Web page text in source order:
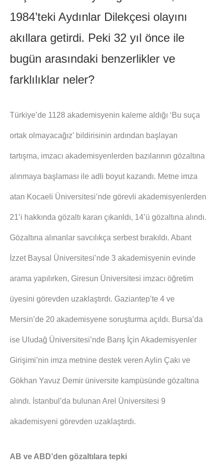
1984’teki Aydınlar Dilekçesi olayını
akıllara getirdi. Peki 32 yıl önce ile
bugün arasındaki benzerlikler ve
farklılıklar neler?
Türkiye’de 1128 akademisyenin kaleme aldığı ‘Bu suça
ortak olmayacağız’ bildirisinin ardından başlayan
tartışma, imzacı akademisyenlerden bazılarının gözaltına
alınmaya başlaması ile adli boyut kazandı. Metne imza
atan Kocaeli Üniversitesi’nde görevli akademisyenlerden
21’i hakkında gözaltı kararı çıkarıldı, 14’ü gözaltına alındı.
Gözaltına alınanlar savcılıkça serbest bırakıldı. Abant
İzzet Baysal Üniversitesi’nde 3 akademisyenin evinde
arama yapılırken, Giresun Üniversitesi imzacı öğretim
üyesini görevden uzaklaştırdı. Gaziantep’te 4 ve
Mersin’de 20 akademisyene soruşturma açıldı. Bursa’da
ise Uludağ Üniversitesi’nde Barış İçin Akademisyenler
Girişimi’nin imza metnine destek veren Aylin Çakı ve
Gökhan Yavuz Demir üniversite kampüsünde gözaltına
alındı. İstanbul’da bulunan Arel Üniversitesi 9
akademisyeni görevden uzaklaştırdı.
AB ve ABD’den gözaltılara tepki